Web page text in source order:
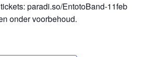
paradi.so/EntotoBand-11feb
onder voorbehoud.